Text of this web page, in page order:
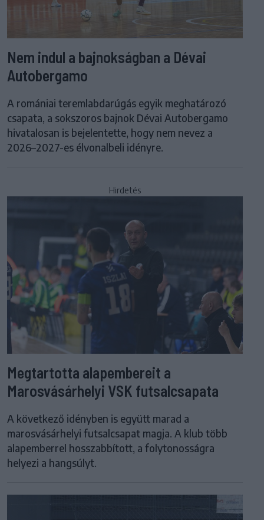
Nem indul a bajnokságban a Dévai
Autobergamo
A romániai teremlabdarúgás egyik meghatározó
csapata, a sokszoros bajnok Dévai Autobergamo
hivatalosan is bejelentette, hogy nem nevez a
2026–2027-es élvonalbeli idényre.
Hirdetés
Megtartotta alapembereit a
Marosvásárhelyi VSK futsalcsapata
A következő idényben is együtt marad a
marosvásárhelyi futsalcsapat magja. A klub több
alapemberrel hosszabbított, a folytonosságra
helyezi a hangsúlyt.